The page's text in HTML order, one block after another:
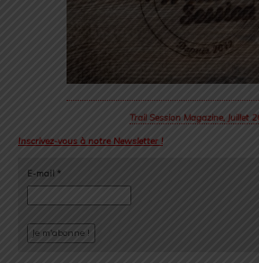
Trail Session Magazine, Juillet
Inscrivez-vous à notre Newsletter !
E-mail *